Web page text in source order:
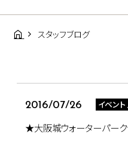
スタッフブログ
2016/07/26 イベン
★大阪城ウォーターパー